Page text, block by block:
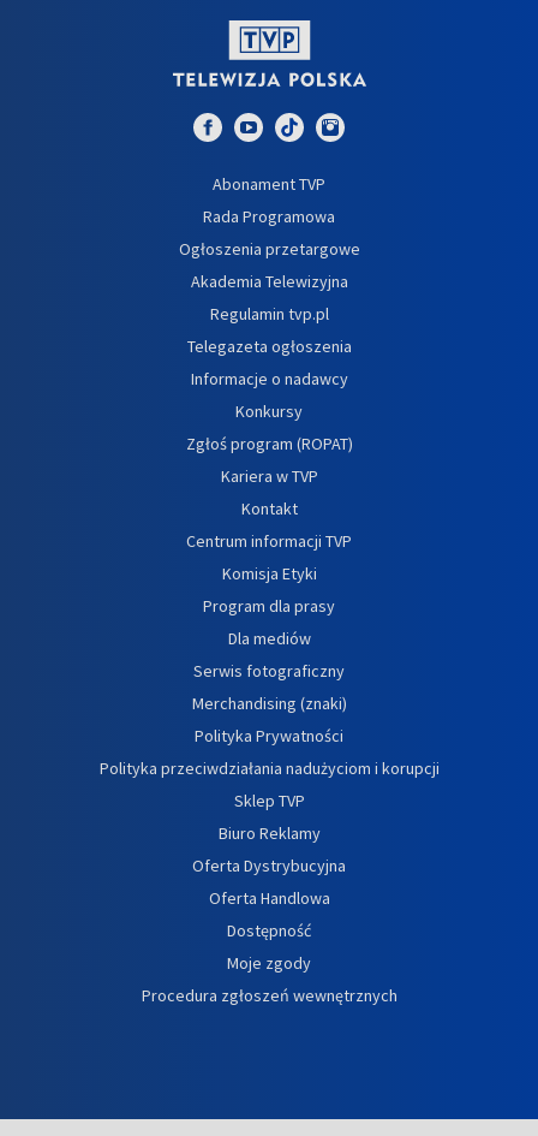
Abonament TVP
Rada Programowa
Ogłoszenia przetargowe
Akademia Telewizyjna
Regulamin tvp.pl
Telegazeta ogłoszenia
Informacje o nadawcy
Konkursy
Zgłoś program (ROPAT)
Kariera w TVP
Kontakt
Centrum informacji TVP
Komisja Etyki
Program dla prasy
Dla mediów
Serwis fotograficzny
Merchandising (znaki)
Polityka Prywatności
Polityka przeciwdziałania nadużyciom i korupcji
Sklep TVP
Biuro Reklamy
Oferta Dystrybucyjna
Oferta Handlowa
Dostępność
Moje zgody
Procedura zgłoszeń wewnętrznych